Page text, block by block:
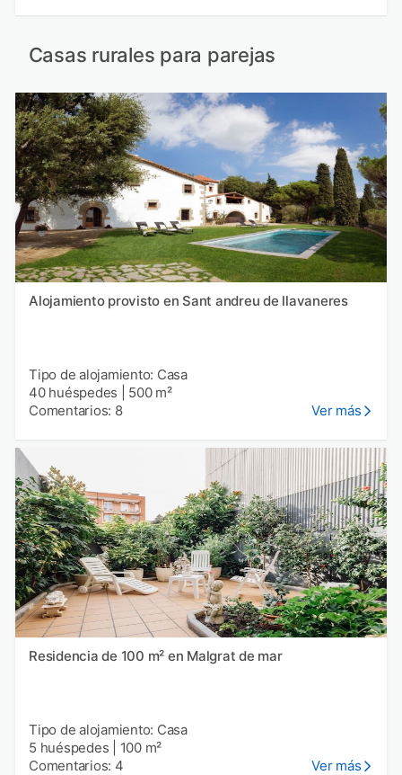
Casas rurales para parejas
Alojamiento provisto en Sant andreu de llavaneres
Tipo de alojamiento: Casa
40 huéspedes
500 m²
Comentarios: 8
Ver más
Residencia de 100 m² en Malgrat de mar
Tipo de alojamiento: Casa
5 huéspedes
100 m²
Comentarios: 4
Ver más